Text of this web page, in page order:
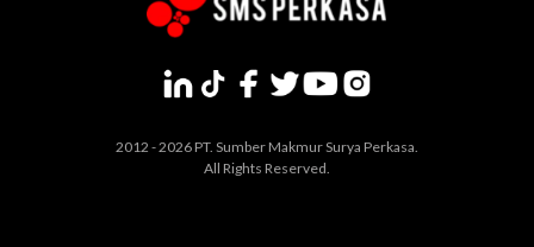
2012 - 2026 PT. Sumber Makmur Surya Perkasa.
All Rights Reserved.